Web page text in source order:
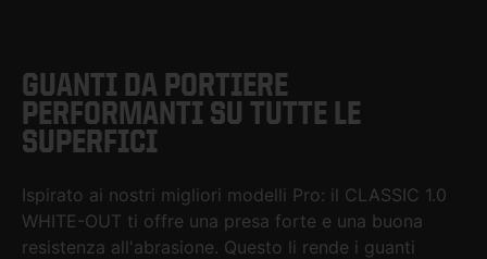
GUANTI DA PORTIERE
PERFORMANTI SU TUTTE LE
SUPERFICI
Ispirato ai nostri migliori modelli Pro: il CLASSIC 1.0
WHITE-OUT ti offre una presa forte e una buona
resistenza all'abrasione. Questo li rende i guanti